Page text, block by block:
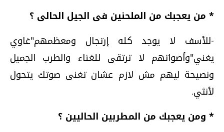
* من يعجبك من الملحنين فى الجيل الحالى ؟
-للأسف لا يوجد كله إرتجال ومعظمهم"غاوي
يغني"وأصواتهم لا ترتقى للغناء والطرب الجميل
ونصيحة ليهم مش لازم عشان تغنى صوتك يتحول
لأنثي.
* ومن يعجبك من المطربين الحاليين ؟